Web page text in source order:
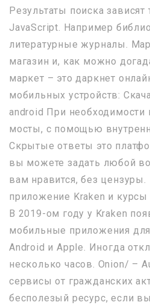
Результаты поиска зависят
JavaScript. Например
литературные журналы.
магазин и, как можно
маркет – это даркнет
мобильных устройств:
android При необходимости
мосты, с помощью
Скрытые ответы это
вы можете задать любой
вам нравится, без
приложение Kraken и
В 2019-ом году у Kraken
мобильные приложения
Android и Apple. Иногда
несколько часов. Onion/ –
сервисы от гражданских
бесполезый ресурс, если